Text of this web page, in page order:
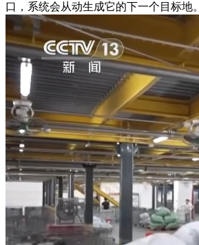
口，系统会从动生成它的下一个目标地。